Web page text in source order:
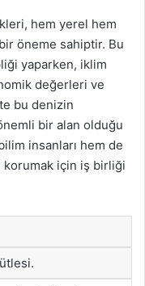
hem yerel hem
öneme sahiptir. Bu
yaparken, iklim
değerleri ve
bu denizin
bir alan olduğu
insanları hem de
korumak için iş birliği